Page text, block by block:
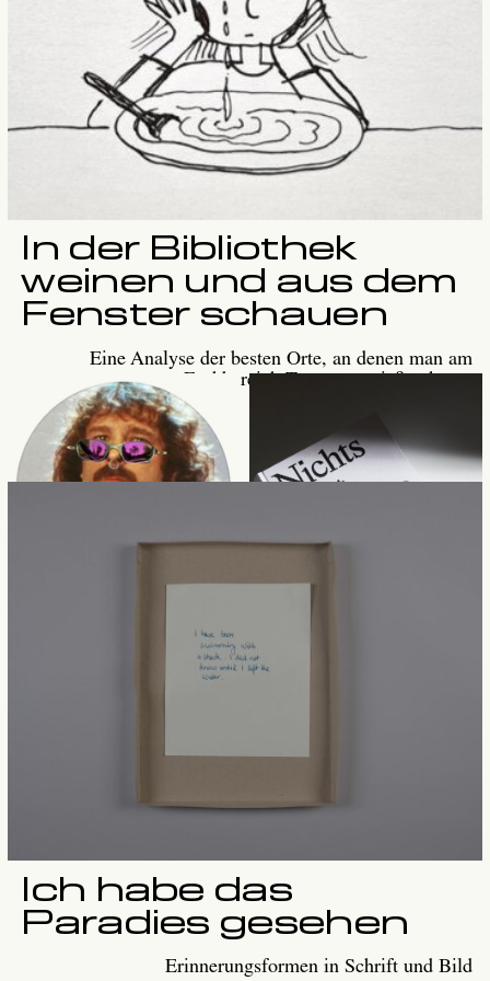
Samuel Eckert x
Julia Leister
Praxissemester in Paris
East. West. Bucharest.
Eine fotografische
Ausstellung
Brioche für Benjamin
Mit Walter Benjamin am
Frühstückstisch
In der Bibliothek
weinen und aus dem
Fenster schauen
Eine Analyse der besten Orte, an denen man am
Fachbereich Tränen vergießen kann.
Zu viel kaffee trinken,
gedrehte rauchen und broke
Ich habe das
Paradies gesehen
Erinnerungsformen in Schrift und Bild